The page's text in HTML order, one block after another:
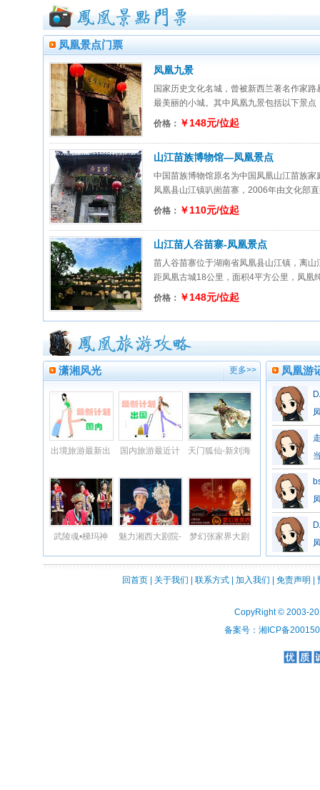
凤凰景点门票
凤凰九景
国家历史文化名城，曾被新西兰著名作家路
最美丽的小城。其中凤凰九景包括以下景点
价格： ￥148元/位起
山江苗族博物馆—凤凰景点
中国苗族博物馆原名为中国凤凰山江苗族家
凤凰县山江镇叭崮苗寨，2006年由文化部
价格： ￥110元/位起
山江苗人谷苗寨-凤凰景点
苗人谷苗寨位于湖南省凤凰县山江镇，离山
距凤凰古城18公里，面积4平方公里，凤凰
价格： ￥148元/位起
潇湘风光 更多>>
出境旅游最新出
国内旅游最近计
天门狐仙-新刘海
水实景演出
武陵魂•梯玛神
演出
魅力湘西大剧院-
梦幻张家界大剧
凤凰游
回首页| 关于我们 联系方式| 加入我们 免责声明
CopyRight © 2003-
备案号：湘ICP备